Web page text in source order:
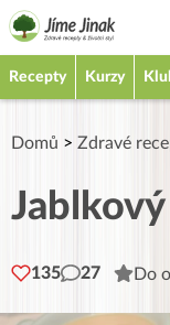
Recepty Kurzy
Domů > Zdravé
135 27 Do